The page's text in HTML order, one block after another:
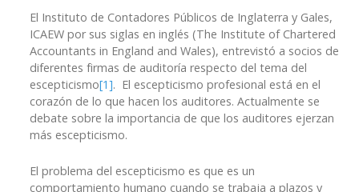
El Instituto de Contadores Públicos de Inglaterra y Gales,
ICAEW por sus siglas en inglés (The Institute of Chartered
Accountants in England and Wales), entrevistó a socios de
diferentes firmas de auditoría respecto del tema del
escepticismo[1]. El escepticismo profesional está en el
corazón de lo que hacen los auditores. Actualmente se
debate sobre la importancia de que los auditores ejerzan
más escepticismo.
El problema del escepticismo es que es un
comportamiento humano cuando se trabaja a plazos y